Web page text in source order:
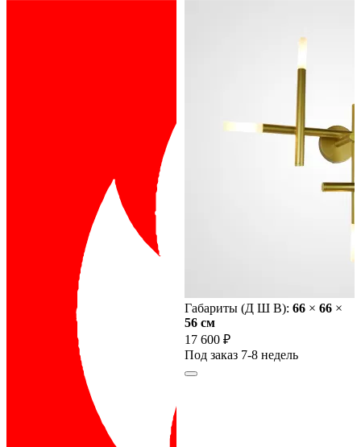
Габариты (Д Ш В): 66 × 66 ×
56 cм
17 600 ₽
Под заказ 7-8 недель